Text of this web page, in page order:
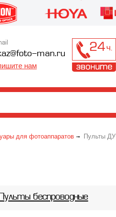
man.ru
нам
для фотоаппаратов Пульты ДУ
беспроводные